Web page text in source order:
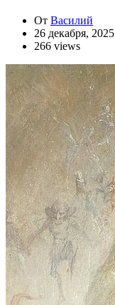
От Василий
26 декабря, 2025
266 views